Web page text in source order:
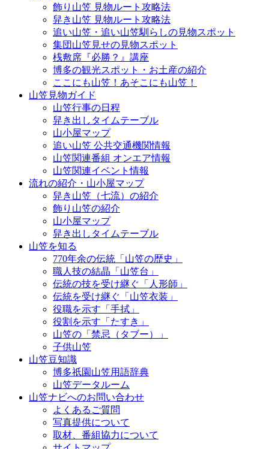
飾り山笠 見物ルート攻略法
舁き山笠 見物ルート攻略法
追い山笠・追い山笠馴らしの見物スポット
集団山笠見せの見物スポット
桟敷席『必勝？』講座
博多の観光スポット・お土産の紹介
ここにも山笠！あそこにも山笠！
山笠見物ガイド
山笠行事の日程
舁き出しタイムテーブル
山小屋マップ
追い山笠 公共交通機関情報
山笠関連番組 オンエア情報
山笠関連イベント情報
流れの紹介・山小屋マップ
舁き山笠（七流）の紹介
飾り山笠の紹介
山小屋マップ
舁き出しタイムテーブル
山笠を知る
770年余の伝統「山笠の歴史」
職人技の結晶「山笠台」
伝統の技を受け継ぐ「人形師」
伝統を受け継ぐ「山笠衣装」
役職を示す「手拭」
役割を示す「たすき」
山笠の「禁忌（タブー）」
子供山笠
山笠豆知識
博多祇園山笠用語辞典
山笠データルーム
山笠ナビへのお問い合わせ
よくあるご質問
写真提供について
取材、番組協力について